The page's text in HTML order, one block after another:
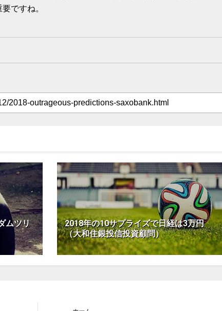
ですね。
ムツリ
2018年の10サプライズで日経は3万円
（大和住銀投信投資顧問）